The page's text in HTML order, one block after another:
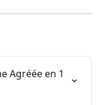
Agréée en 1